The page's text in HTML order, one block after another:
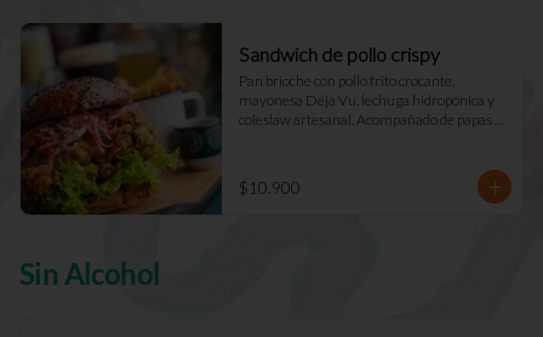
Sandwich de pollo crispy
Pan brioche con pollo frito crocante,
mayonesa Déjà Vu, lechuga hidropónica y
coleslaw artesanal. Acompañado de papas
$10.900
Sin Alcohol